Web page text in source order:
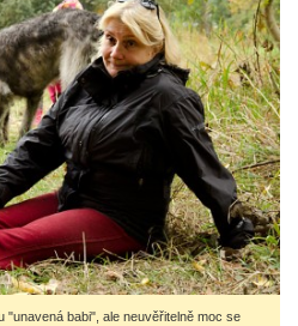
"unavená babi", ale neuvěřitelně moc se